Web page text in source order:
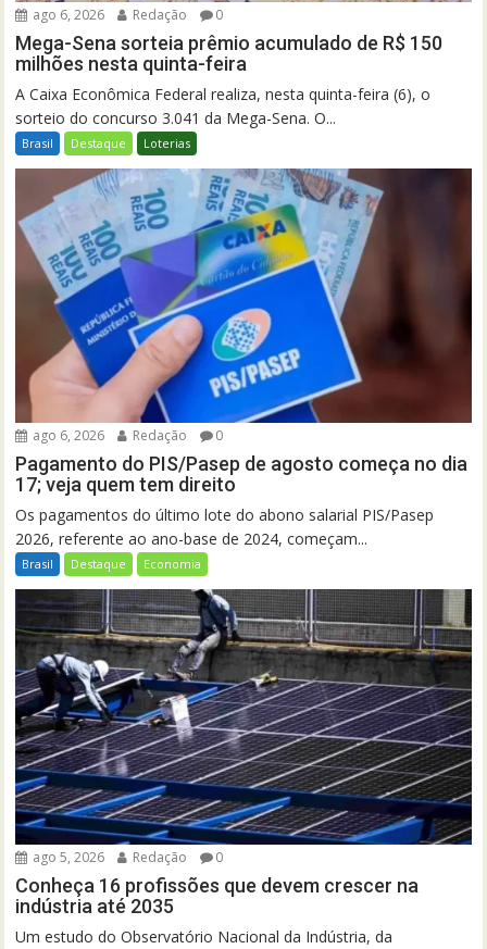
ago 6, 2026 Redação 0
Mega-Sena sorteia prêmio acumulado de R$ 150
milhões nesta quinta-feira
A Caixa Econômica Federal realiza, nesta quinta-feira (6), o
sorteio do concurso 3.041 da Mega-Sena. O...
Brasil Destaque Loterias
ago 6, 2026 Redação 0
Pagamento do PIS/Pasep de agosto começa no dia
17; veja quem tem direito
Os pagamentos do último lote do abono salarial PIS/Pasep
2026, referente ao ano-base de 2024, começam...
Brasil Destaque Economia
ago 5, 2026 Redação 0
Conheça 16 profissões que devem crescer na
indústria até 2035
Um estudo do Observatório Nacional da Indústria, da